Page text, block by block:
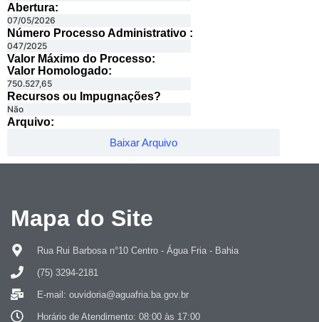
Abertura:
07/05/2026
Número Processo Administrativo :
047/2025
Valor Máximo do Processo: ​
Valor Homologado: ​
750.527,65
Recursos ou Impugnações? ​
Não
Arquivo:
Baixar Arquivo
Mapa do Site
Rua Rui Barbosa n°10 Centro - Água Fria - Bahia
(75) 3294-2181
E-mail: ouvidoria@aguafria.ba.gov.br
Horário de Atendimento: 08:00 às 17:00